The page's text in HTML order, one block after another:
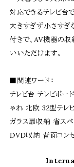
対応できるテレビ台で
大きすぎず小さすぎ
付きで、AV機器の
いいただけます。
■関連ワード：
テレビ台 テレビボ
ゃれ 北欧 32型テレ
ガラス扉収納 省ス
DVD収納 背面コン